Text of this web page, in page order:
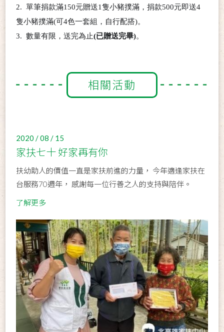
2.單筆捐款滿150元贈送1隻小豬撲滿，捐款500元即送4
隻小豬撲滿(可4色一套組，自行配搭)。
3.數量有限，送完為止(已贈送完畢)。
相關活動
2020 / 08 / 15
家扶七十 好家再有你
扶幼助人的價值一直是家扶前進的力量， 今年適逢家扶在
台服務70週年， 感謝每一位行善之人的支持與陪伴。
了解更多